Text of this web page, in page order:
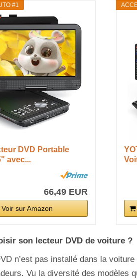
#1
DVD Portable
avec...
66,49 EUR
Voir sur Amazon
son lecteur DVD de voiture ?
n’est pas installé dans la
Vu la diversité des modèles